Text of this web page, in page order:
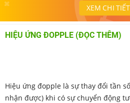
XEM CHI TIẾT
HIỆU ỨNG ĐOPPLE (ĐỌC THÊM)
Hiệu ứng đopple là sự thay đổi tần
nhận được) khi có sự chuyển động